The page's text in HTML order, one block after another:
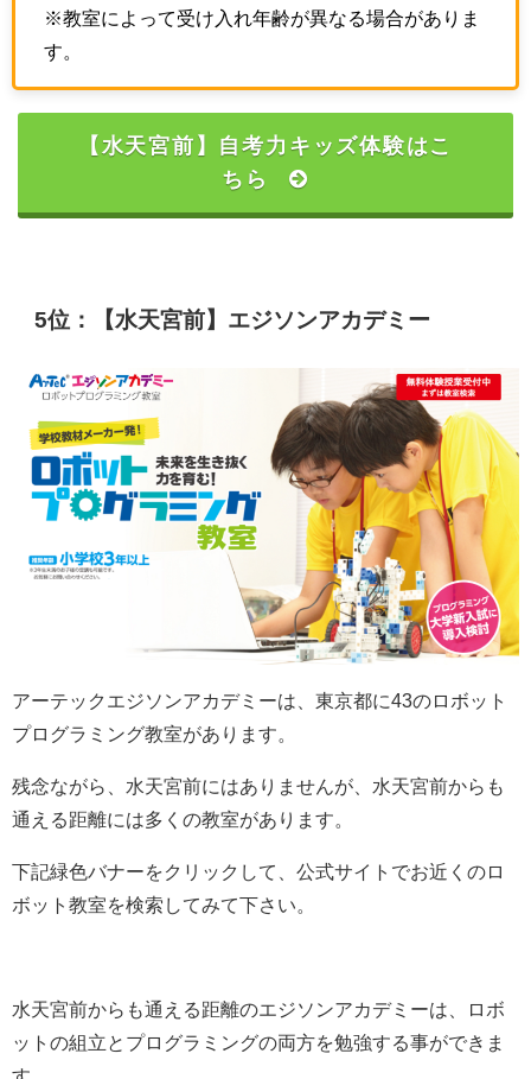
※教室によって受け入れ年齢が異なる場合がありま
す。
【水天宮前】自考力キッズ体験はこ
ちら
5位：【水天宮前】エジソンアカデミー
アーテック エジソンアカデミーは、東京都に43のロボット
プログラミング教室があります。
残念ながら、水天宮前にはありませんが、水天宮前からも
通える距離には多くの教室があります。
下記緑色バナーをクリックして、公式サイトでお近くのロ
ボット教室を検索してみて下さい。
水天宮前からも通える距離のエジソンアカデミーは、ロボ
ットの組立とプログラミングの両方を勉強する事ができま